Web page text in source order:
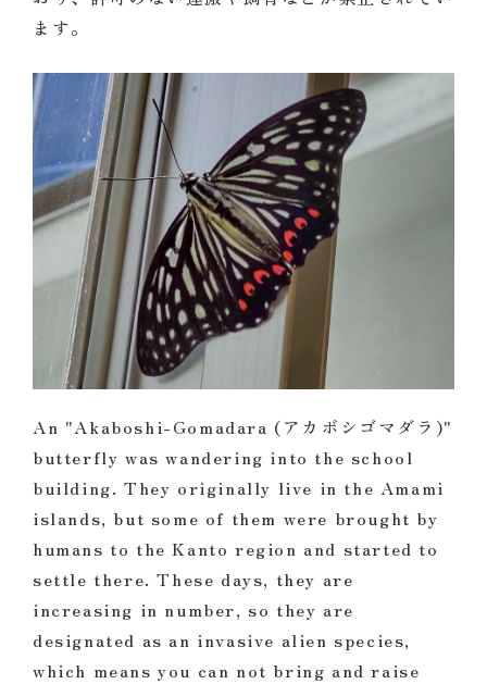
ます。
An "Akaboshi-Gomadara (アカボシゴマダラ)"
butterfly was wandering into the school
building. They originally live in the Amami
islands, but some of them were brought by
humans to the Kanto region and started to
settle there. These days, they are
increasing in number, so they are
designated as an invasive alien species,
which means you can not bring and raise